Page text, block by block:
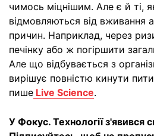
чимось міцнішим. Але є й ті,
відмовляються від вживання
причин. Наприклад, через
печінку або ж погіршити
Але що відбувається з
вирішує повністю кинути
пише Live Science.
У Фокус. Технології з'явився